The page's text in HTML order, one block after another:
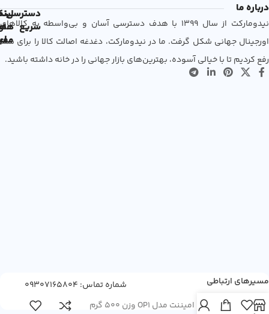
درباره ما
نیدومارکت از سال 1399 با هدف دسترسی آسان و بی‌واسطه به کالاهای
اورجینال جهانی شکل گرفت. ما در نیدومارکت، دغدغه اصالت کالا را برای شما
رفع کردیم تا با خیالی آسوده، بهترین‌های بازار جهانی را در خانه داشته باشید.
دسترسی
سریع
مسیرهای ارتباطی شماره تماس: 09307165804
چای سیاه امیننت مدل OP1 وزن 500 گرم